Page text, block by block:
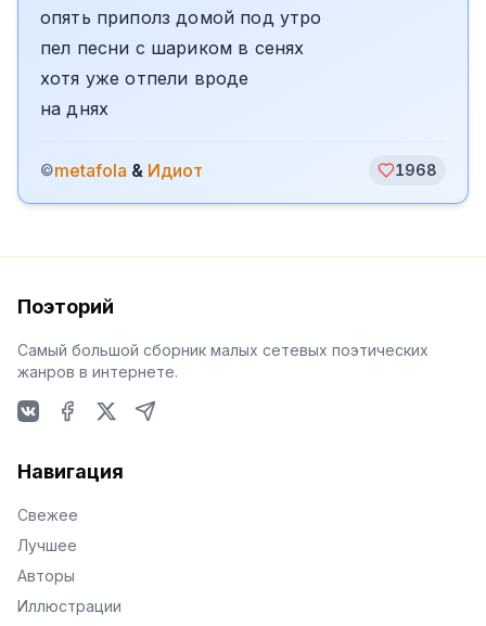
опять приполз домой под утро
пел песни с шариком в сенях
хотя уже отпели вроде
на днях
©metafola & Идиот 1968
Поэторий
Самый большой сборник малых сетевых поэтических
жанров в интернете.
Навигация
Свежее
Лучшее
Авторы
Иллюстрации